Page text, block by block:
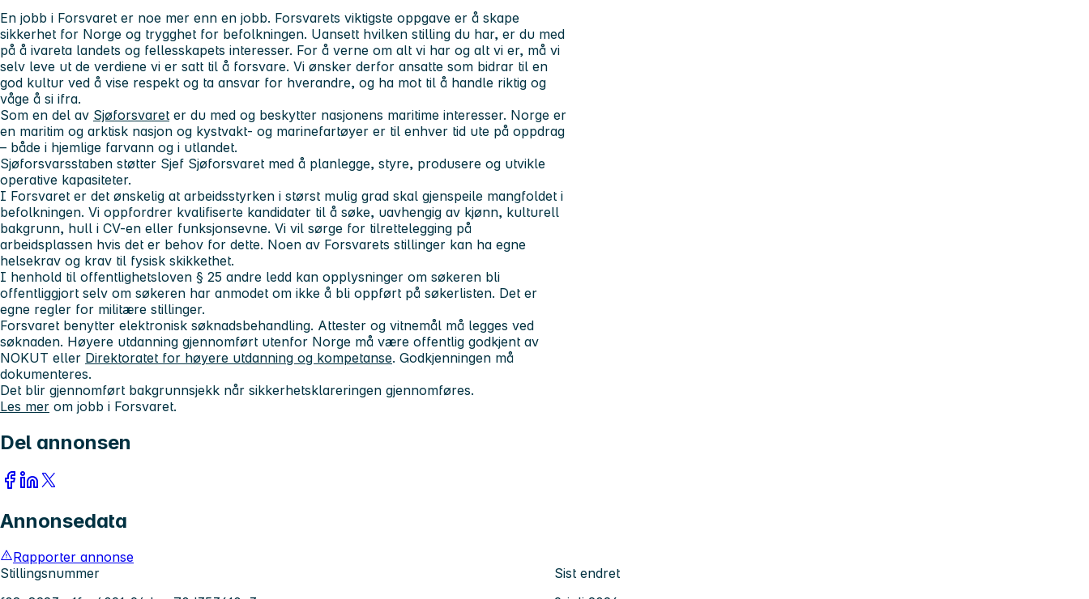
En jobb i Forsvaret er noe mer enn en jobb. Forsvarets viktigste oppgave er å skape
sikkerhet for Norge og trygghet for befolkningen. Uansett hvilken stilling du har, er du med
på å ivareta landets og fellesskapets interesser. For å verne om alt vi har og alt vi er, må vi
selv leve ut de verdiene vi er satt til å forsvare. Vi ønsker derfor ansatte som bidrar til en
god kultur ved å vise respekt og ta ansvar for hverandre, og ha mot til å handle riktig og
våge å si ifra.
Som en del av Sjøforsvaret er du med og beskytter nasjonens maritime interesser. Norge er
en maritim og arktisk nasjon og kystvakt- og marinefartøyer er til enhver tid ute på oppdrag
– både i hjemlige farvann og i utlandet.
Sjøforsvarsstaben støtter Sjef Sjøforsvaret med å planlegge, styre, produsere og utvikle
operative kapasiteter.
I Forsvaret er det ønskelig at arbeidsstyrken i størst mulig grad skal gjenspeile mangfoldet i
befolkningen. Vi oppfordrer kvalifiserte kandidater til å søke, uavhengig av kjønn, kulturell
bakgrunn, hull i CV-en eller funksjonsevne. Vi vil sørge for tilrettelegging på
arbeidsplassen hvis det er behov for dette. Noen av Forsvarets stillinger kan ha egne
helsekrav og krav til fysisk skikkethet.
I henhold til offentlighetsloven § 25 andre ledd kan opplysninger om søkeren bli
offentliggjort selv om søkeren har anmodet om ikke å bli oppført på søkerlisten. Det er
egne regler for militære stillinger.
Forsvaret benytter elektronisk søknadsbehandling. Attester og vitnemål må legges ved
søknaden. Høyere utdanning gjennomført utenfor Norge må være offentlig godkjent av
NOKUT eller Direktoratet for høyere utdanning og kompetanse. Godkjenningen må
dokumenteres.
Det blir gjennomført bakgrunnsjekk når sikkerhetsklareringen gjennomføres.
Les mer om jobb i Forsvaret.
Del annonsen
Annonsedata
Rapporter annonse
Stillingsnummer
Sist endret